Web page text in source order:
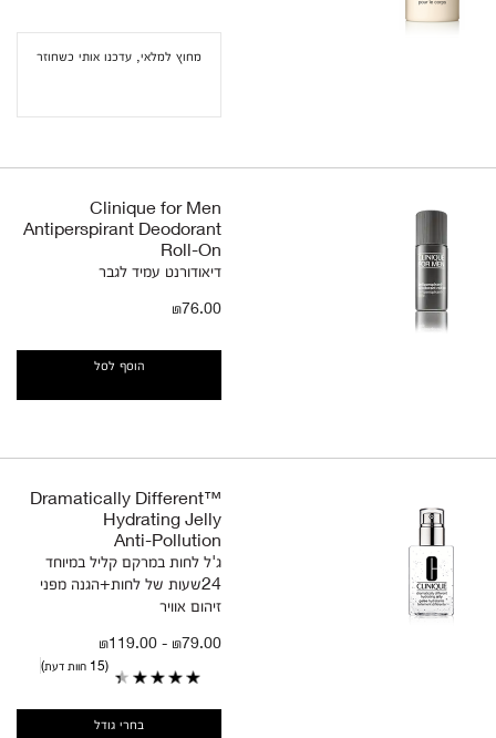
מחוץ למלאי, עדכנו אותי כשחוזר
Clinique for Men
Antiperspirant Deodorant
Roll-On
דיאודורנט עמיד לגבר
₪76.00
הוסף לסל
Dramatically Different™
Hydrating Jelly
Anti-Pollution
ג'ל לחות במרקם קליל במיוחד
24שעות של לחות+הגנה מפני
זיהום אוויר
₪79.00 - ₪119.00
15 חוות דעת
בחרי גודל